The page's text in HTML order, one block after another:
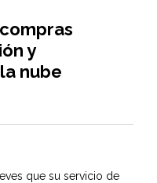
y
nube
que su servicio de